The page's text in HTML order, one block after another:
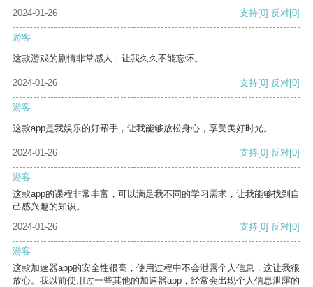
2024-01-26 支持[0] 反对[0]
游客
这款游戏的剧情非常感人，让我久久不能忘怀。
2024-01-26 支持[0] 反对[0]
游客
这款app是我娱乐的好帮手，让我能够放松身心，享受美好时光。
2024-01-26 支持[0] 反对[0]
游客
这款app的课程非常丰富，可以满足我不同的学习需求，让我能够找到自
己感兴趣的知识。
2024-01-26
支持[0] 反对[0]
游客
这款加速器app的安全性很高，使用过程中不会泄露个人信息，这让我很
放心。我以前使用过一些其他的加速器app，经常会出现个人信息泄露的